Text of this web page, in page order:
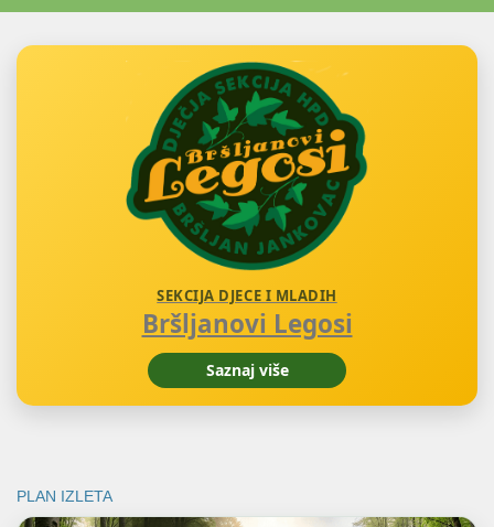
SEKCIJA DJECE I MLADIH
Bršljanovi Legosi
Saznaj više
PLAN IZLETA